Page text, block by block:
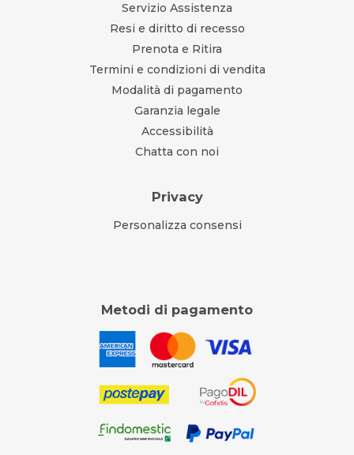
Servizio Assistenza
Resi e diritto di recesso
Prenota e Ritira
Termini e condizioni di vendita
Modalità di pagamento
Garanzia legale
Accessibilità
Chatta con noi
Privacy
Personalizza consensi
Metodi di pagamento